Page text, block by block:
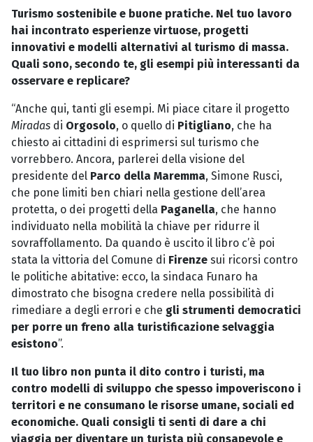
Turismo sostenibile e buone pratiche. Nel tuo lavoro
hai incontrato esperienze virtuose, progetti
innovativi e modelli alternativi al turismo di massa.
Quali sono, secondo te, gli esempi più interessanti da
osservare e replicare?
“Anche qui, tanti gli esempi. Mi piace citare il progetto
Miradas di Orgosolo, o quello di Pitigliano, che ha
chiesto ai cittadini di esprimersi sul turismo che
vorrebbero. Ancora, parlerei della visione del
presidente del Parco della Maremma, Simone Rusci,
che pone limiti ben chiari nella gestione dell’area
protetta, o dei progetti della Paganella, che hanno
individuato nella mobilità la chiave per ridurre il
sovraffollamento. Da quando è uscito il libro c’è poi
stata la vittoria del Comune di Firenze sui ricorsi contro
le politiche abitative: ecco, la sindaca Funaro ha
dimostrato che bisogna credere nella possibilità di
rimediare a degli errori e che gli strumenti democratici
per porre un freno alla turistificazione selvaggia
esistono”.
Il tuo libro non punta il dito contro i turisti, ma
contro modelli di sviluppo che spesso impoveriscono i
territori e ne consumano le risorse umane, sociali ed
economiche. Quali consigli ti senti di dare a chi
viaggia per diventare un turista più consapevole e